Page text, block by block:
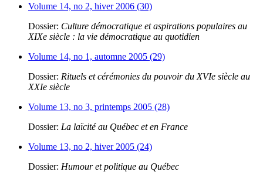
Volume 14, no 2, hiver 2006 (30)
Dossier: Culture démocratique et aspirations populaires au
XIXe siècle : la vie démocratique au quotidien
Volume 14, no 1, automne 2005 (29)
Dossier: Rituels et cérémonies du pouvoir du XVIe siècle au
XXIe siècle
Volume 13, no 3, printemps 2005 (28)
Dossier: La laïcité au Québec et en France
Volume 13, no 2, hiver 2005 (24)
Dossier: Humour et politique au Québec